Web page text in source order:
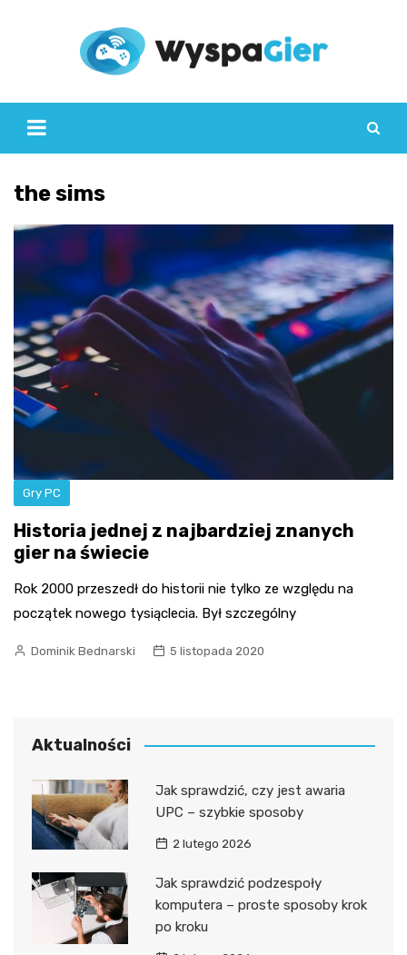
the sims
Gry PC
Historia jednej z najbardziej znanych
gier na świecie
Rok 2000 przeszedł do historii nie tylko ze względu na
początek nowego tysiąclecia. Był szczególny
Dominik Bednarski 5 listopada 2020
Aktualności
Jak sprawdzić, czy jest awaria
UPC – szybkie sposoby
2 lutego 2026
Jak sprawdzić podzespoły
komputera – proste sposoby krok
po kroku